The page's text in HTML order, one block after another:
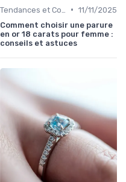
• 11/11/2025
Comment choisir une parure
en or 18 carats pour femme :
conseils et astuces